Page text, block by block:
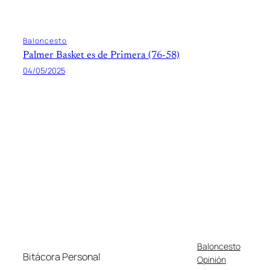
Baloncesto
Palmer Basket es de Primera (76-58)
04/05/2025
Bitácora Personal
Baloncesto
Opinión